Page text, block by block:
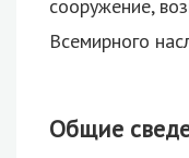
сооружение,
Всемирного
Общие